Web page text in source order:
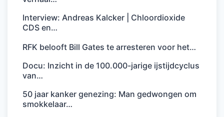
Interview: Andreas Kalcker | Chloordioxide
CDS en…
RFK belooft Bill Gates te arresteren voor het…
Docu: Inzicht in de 100.000-jarige ijstijdcyclus
van…
50 jaar kanker genezing: Man gedwongen om
smokkelaar…